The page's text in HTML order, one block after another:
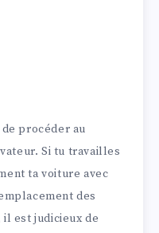
procéder au
Si tu travailles
ta voiture avec
des
est judicieux de